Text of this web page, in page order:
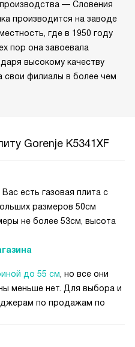
— Словения
производится на заводе
где в 1950 году
пор она завоевала
высокому качеству
свои филиалы в более чем
Gorenje K5341XF
есть газовая плита с
размеров 50см
не более 53см, высота
до 55 см , но все они
меньше нет. Для выбора и
по продажам по